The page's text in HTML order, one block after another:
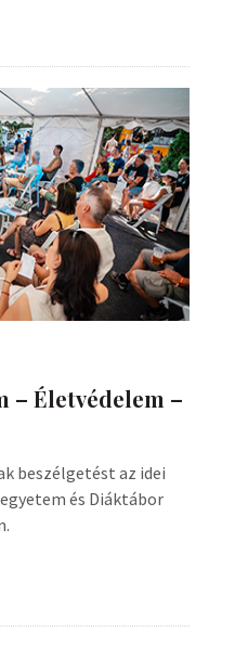
– Életvédelem –
beszélgetést az idei
és Diáktábor